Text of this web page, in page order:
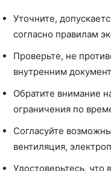
Уточните,
согласно правилам
Проверьте, не
внутренним
Обратите внимание
ограничения по
Согласуйте
вентиляция,
Удостоверьтесь,